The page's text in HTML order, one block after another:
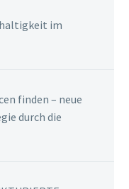
im
finden – neue
durch die